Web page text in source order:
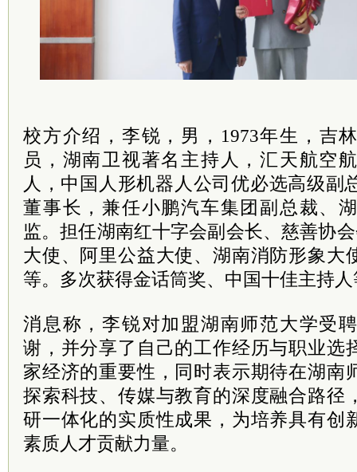
校方介绍，李锐，男，1973年生，吉
员，湖南卫视著名主持人，汇天航空
人，中国人形机器人公司优必选高级副
董事长，兼任小鹏汽车集团副总裁、
监。担任湖南红十字会副会长、慈善协
大使、阿里公益大使、湖南消防形象大
等。多次获得金话筒奖、中国十佳主持
消息称，李锐对加盟湖南师范大学受
谢，并分享了自己的工作经历与职业选
家经济的重要性，同时表示期待在湖南
探索科技、传媒与教育的深度融合路径
研一体化的实质性成果，为培养具有创
素质人才贡献力量。